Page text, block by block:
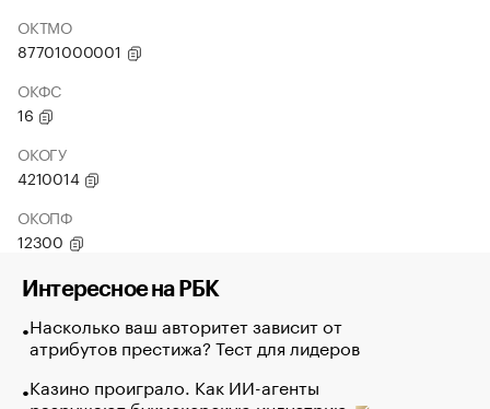
ОКТМО
87701000001
ОКФС
16
ОКОГУ
4210014
ОКОПФ
12300
Интересное на РБК
Насколько ваш авторитет зависит от
атрибутов престижа? Тест для лидеров
Казино проиграло. Как ИИ-агенты